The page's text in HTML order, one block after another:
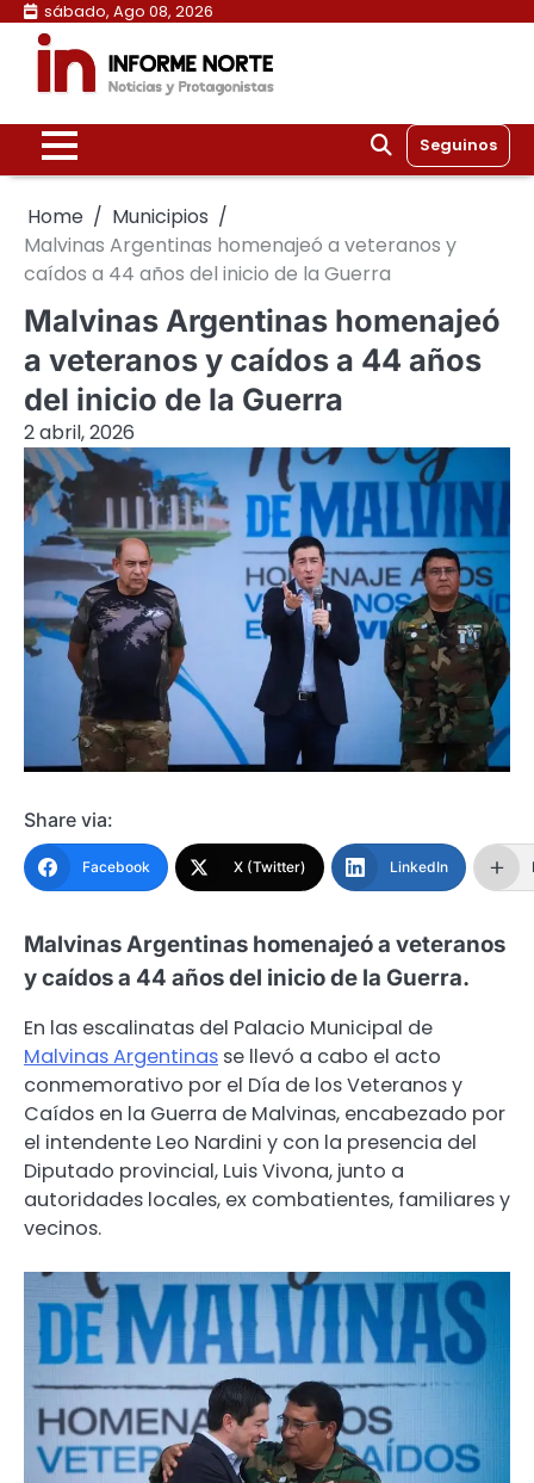
Skip
content
sábado, Ago 08, 2026
Seguinos
Home
Municipios
Malvinas Argentinas homenajeó a veteranos y
caídos a 44 años del inicio de la Guerra
Malvinas Argentinas homenajeó
a veteranos y caídos a 44 años
del inicio de la Guerra
2 abril, 2026
Share via:
Facebook X (Twitter) LinkedIn
Malvinas Argentinas homenajeó a veteranos
y caídos a 44 años del inicio de la Guerra.
En las escalinatas del Palacio Municipal de
Malvinas Argentinas se llevó a cabo el acto
conmemorativo por el Día de los Veteranos y
Caídos en la Guerra de Malvinas, encabezado por
el intendente Leo Nardini y con la presencia del
Diputado provincial, Luis Vivona, junto a
autoridades locales, ex combatientes, familiares y
vecinos.